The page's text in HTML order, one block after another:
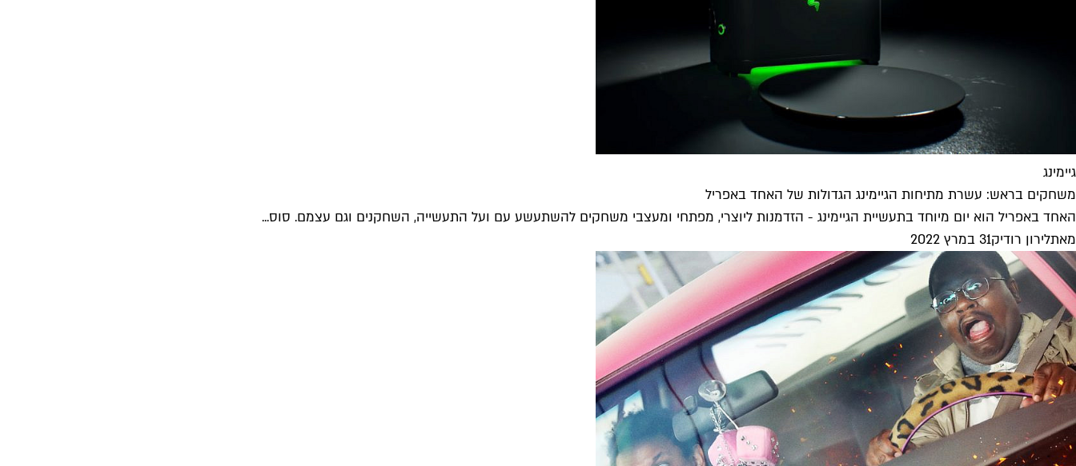
גיימינג
משחקים בראש: עשרת מתיחות הגיימינג הגדולות של האחד באפריל
האחד באפריל הוא יום מיוחד בתעשיית הגיימינג - הזדמנות ליוצרי, מפתחי ומעצבי משחקים להשתעשע עם ועל התעשייה, השחקנים וגם עצמם. סוס...
מאתלירון רודיק31 במרץ 2022